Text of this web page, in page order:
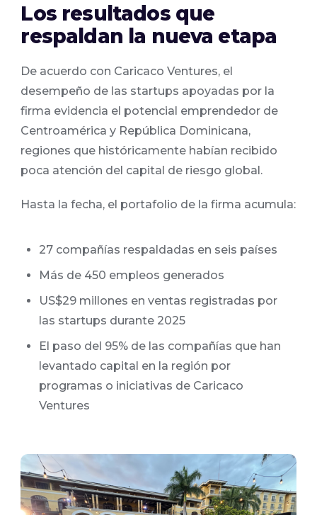
Los resultados que
respaldan la nueva etapa
De acuerdo con Caricaco Ventures, el
desempeño de las startups apoyadas por la
firma evidencia el potencial emprendedor de
Centroamérica y República Dominicana,
regiones que históricamente habían recibido
poca atención del capital de riesgo global.
Hasta la fecha, el portafolio de la firma acumula:
27 compañías respaldadas en seis países
Más de 450 empleos generados
US$29 millones en ventas registradas por
las startups durante 2025
El paso del 95% de las compañías que han
levantado capital en la región por
programas o iniciativas de Caricaco
Ventures